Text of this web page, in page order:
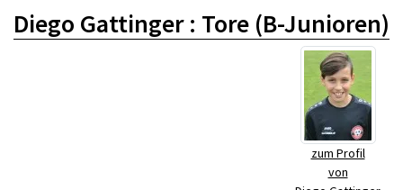
Diego Gattinger : Tore (B-Junioren)
zum Profil
von